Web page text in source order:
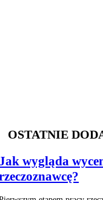
OSTATNIE
wygląda